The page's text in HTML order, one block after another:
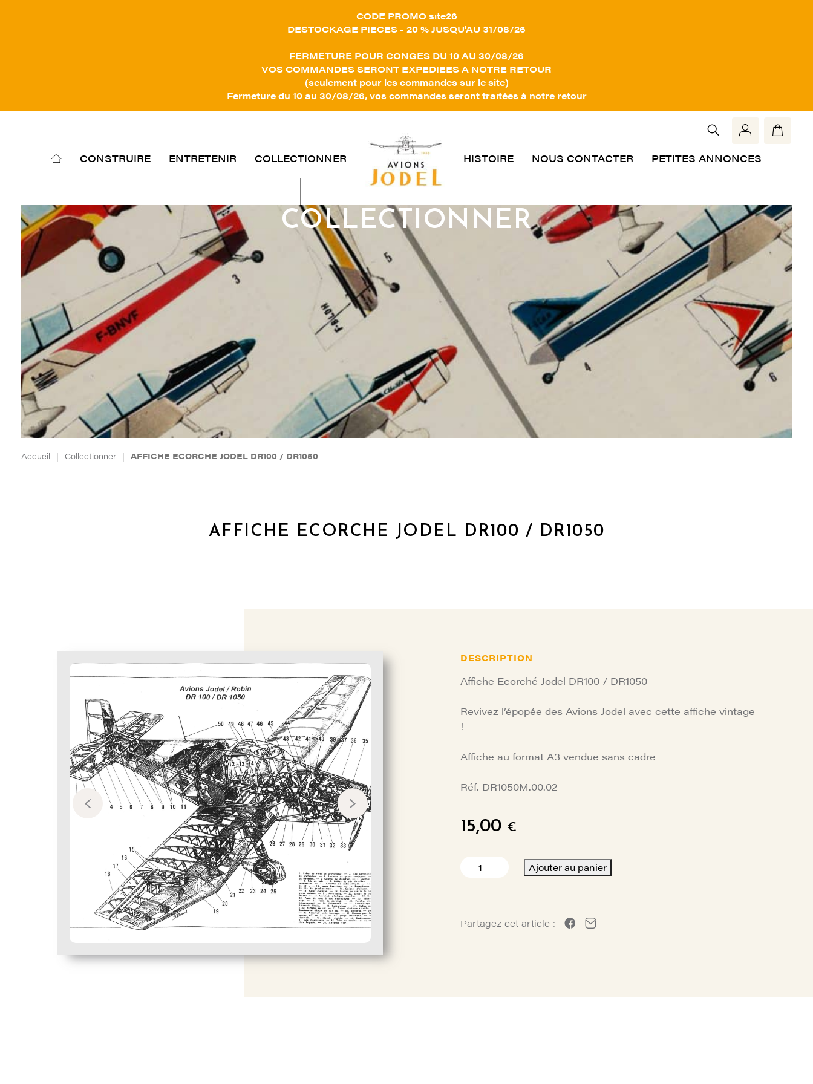
CODE PROMO site26
DESTOCKAGE PIECES - 20 % JUSQU'AU 31/08/26
FERMETURE POUR CONGES DU 10 AU 30/08/26
VOS COMMANDES SERONT EXPEDIEES A NOTRE RETOUR
(seulement pour les commandes sur le site)
Fermeture du 10 au 30/08/26, vos commandes seront traitées à notre retour
CONSTRUIRE ENTRETENIR COLLECTIONNER HISTOIRE NOUS CONTACTER PETITES ANNONCES
COLLECTIONNER
Accueil | Collectionner | AFFICHE ECORCHE JODEL DR100 / DR1050
AFFICHE ECORCHE JODEL DR100 / DR1050
DESCRIPTION
Affiche Ecorché Jodel DR100 / DR1050
Revivez l’épopée des Avions Jodel avec cette affiche vintage
!
Affiche au format A3 vendue sans cadre
Réf. DR1050M.00.02
15,00 €
quantité
DR100
Ajouter au panier
Partagez cet article :